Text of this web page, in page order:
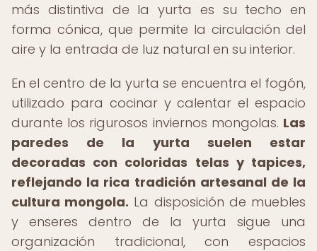
más distintiva de la yurta es su techo en
forma cónica, que permite la circulación del
aire y la entrada de luz natural en su interior.
En el centro de la yurta se encuentra el fogón,
utilizado para cocinar y calentar el espacio
durante los rigurosos inviernos mongolas. Las
paredes de la yurta suelen estar
decoradas con coloridas telas y tapices,
reflejando la rica tradición artesanal de la
cultura mongola. La disposición de muebles
y enseres dentro de la yurta sigue una
organización tradicional, con espacios